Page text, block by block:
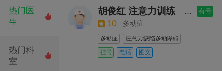
热门医
生

热门科
室

胡俊红 注意力训练 心理咨询
有号
10 多动症
多动症
注意力缺陷多动障碍
阿斯伯格综合征
抽动障碍
挂号 电话 图文